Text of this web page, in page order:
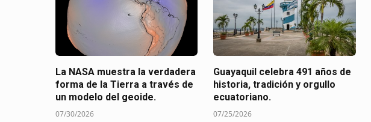
La NASA muestra la verdadera
forma de la Tierra a través de
un modelo del geoide.
07/30/2026
Guayaquil celebra 491 años de
historia, tradición y orgullo
ecuatoriano.
07/25/2026